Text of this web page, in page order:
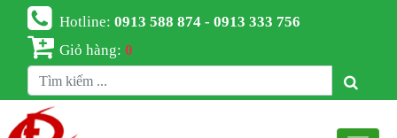
Hotline:0913 588 874 - 0913 333 756
Giỏ hàng:0